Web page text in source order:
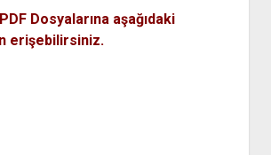
Dosyalarına aşağıdaki
erişebilirsiniz.